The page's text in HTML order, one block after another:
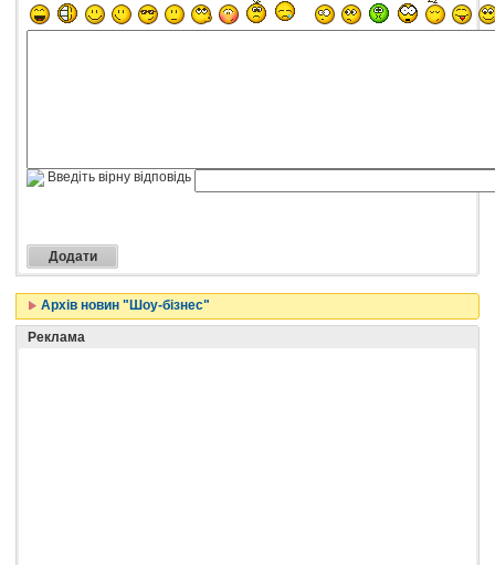
Введіть вірну відповідь
Архів новин "Шоу-бізнес"
Реклама